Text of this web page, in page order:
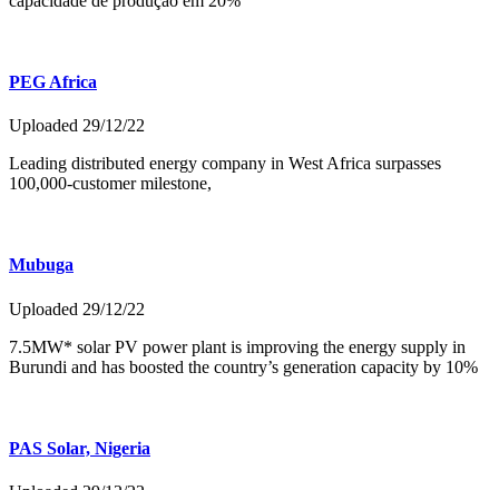
PEG Africa
Uploaded 29/12/22
Leading distributed energy company in West Africa surpasses
100,000-customer milestone,
Mubuga
Uploaded 29/12/22
7.5MW* solar PV power plant is improving the energy supply in
Burundi and has boosted the country’s generation capacity by 10%
PAS Solar, Nigeria